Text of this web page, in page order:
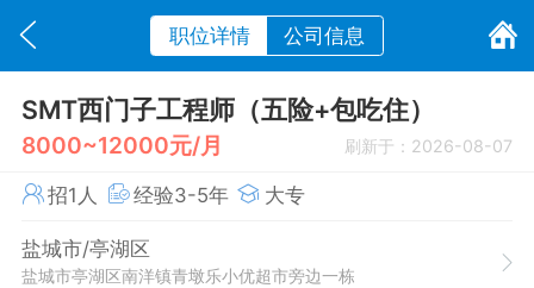
职位详情 公司信息
SMT西门子工程师（五险+包吃住）
8000~12000元/月 刷新于：2026-08-07
招1人 经验3-5年 大专
盐城市/亭湖区
盐城市亭湖区南洋镇青墩乐小优超市旁边一栋